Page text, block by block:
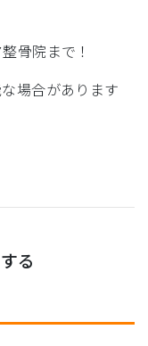
骨院まで！
場合があります
る